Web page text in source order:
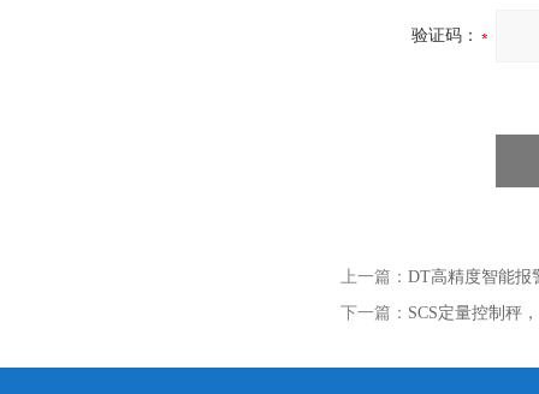
验证码：
上一篇： DT高精度智能报
下一篇： SCS定量控制秤